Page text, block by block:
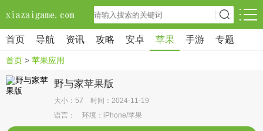
首页 导航 资讯 攻略 安卓 苹果 手游 专题
首页 > 苹果应用
野与家苹果版
大小：57 时间：2024-11-19
语言： 环境：iPhone/苹果